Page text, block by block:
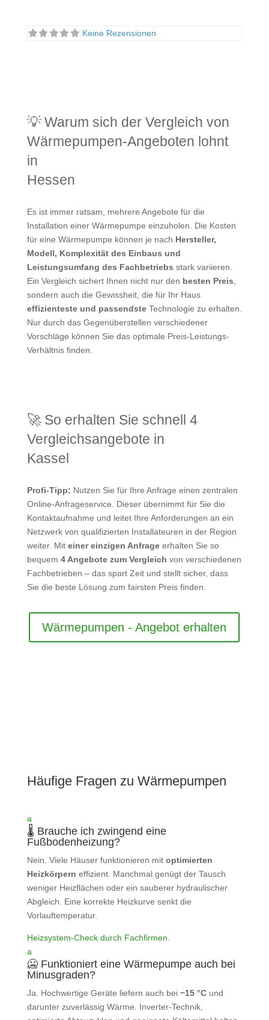
Keine Rezensionen
💡 Warum sich der Vergleich von
Wärmepumpen-Angeboten lohnt
in
Hessen
Es ist immer ratsam, mehrere Angebote für die
Installation einer Wärmepumpe einzuholen. Die Kosten
für eine Wärmepumpe können je nach Hersteller,
Modell, Komplexität des Einbaus und
Leistungsumfang des Fachbetriebs stark variieren.
Ein Vergleich sichert Ihnen nicht nur den besten Preis
sondern auch die Gewissheit, die für Ihr Haus
effizienteste und passendsteTechnologie zu erhalten.
Nur durch das Gegenüberstellen verschiedener
Vorschläge können Sie das optimale Preis-Leistungs-
Verhältnis finden.
🚀 So erhalten Sie schnell 4
Vergleichsangebote in
Kassel
Profi-Tipp: Nutzen Sie für Ihre Anfrage einen zentralen
Online-Anfrageservice. Dieser übernimmt für Sie die
Kontaktaufnahme und leitet Ihre Anforderungen an ein
Netzwerk von qualifizierten Installateuren in der Region
weiter. Mit einer einzigen Anfrageerhalten Sie so
bequem 4 Angebote zum Vergleich von verschiedenen
Fachbetrieben – das spart Zeit und stellt sicher, dass
Sie die beste Lösung zum fairsten Preis finden.
Wärmepumpen - Angebot erhalten
Häufige Fragen zu Wärmepumpen
a
🌡️ Brauche ich zwingend eine
Fußbodenheizung?
Nein. Viele Häuser funktionieren mit optimierten
Heizkörpern effizient. Manchmal genügt der Tausch
weniger Heizflächen oder ein sauberer hydraulischer
Abgleich. Eine korrekte Heizkurve senkt die
Vorlauftemperatur.
Heizsystem‑Check durch Fachfirmen
a
🥶 Funktioniert eine Wärmepumpe auch bei
Minusgraden?
Ja. Hochwertige Geräte liefern auch bei −15 °Cund
darunter zuverlässig Wärme. Inverter‑Technik,